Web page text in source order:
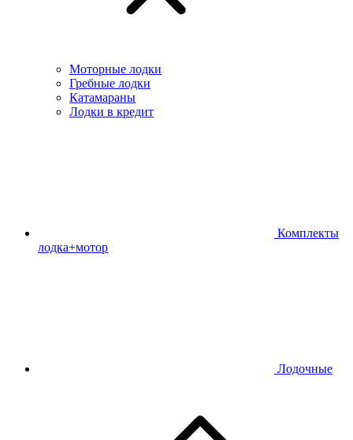
Моторные лодки
Гребные лодки
Катамараны
Лодки в кредит
Комплекты
лодка+мотор
Лодочные